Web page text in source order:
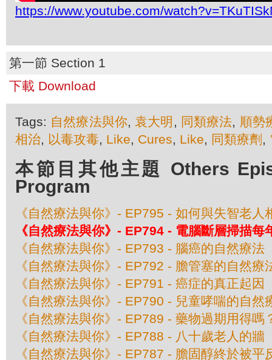
https://www.youtube.com/
第一節 Section 1
下載 Download
Tags: 自然療法與你,袁大明 , 同類療法, 順勢
相治, 以毒攻毒, Like, Cures, Like, 同類療劑 ,
本節目其他主題 Others
Program
《自然療法與你》- EP795 - 如何與失智老人
《自然療法與你》- EP794 - 電腦斷層掃描每
《自然療法與你》- EP793 - 腦癌的自然療法
《自然療法與你》- EP792 - 膽管塞的自然療
《自然療法與你》- EP791 - 癌症的真正起因
《自然療法與你》- EP790 - 兒童哮喘的自然
《自然療法與你》- EP789 - 藥物過期用得嗎
《自然療法與你》- EP788 - 八十歲老人的牆
《自然療法與你》- EP787 - 膽固醇終於被平